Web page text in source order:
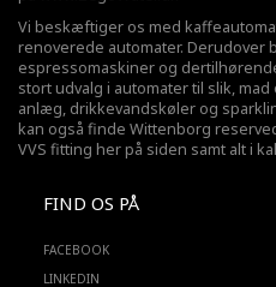
Vi beskæftiger os med
renoverede automater. Derudover
espressomaskiner og
stort udvalg i automater til slik, mad
anlæg, drikkevandskøler og
kan også finde Wittenborg
VVS fitting her på siden samt alt i
FIND OS PÅ
FACEBOOK
LINKEDIN